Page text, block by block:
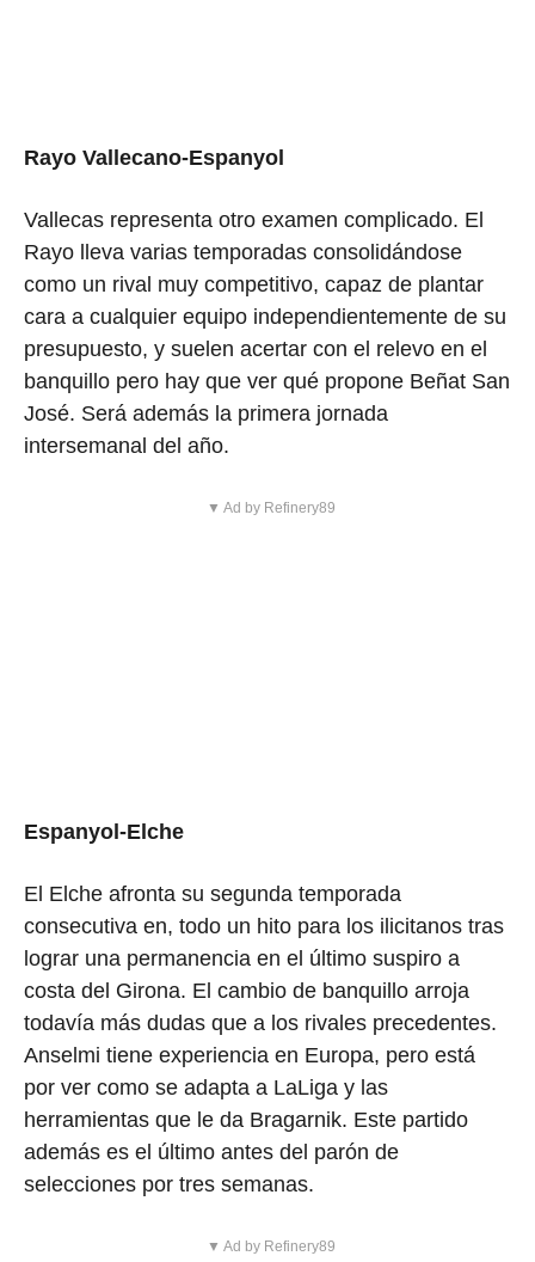
Rayo Vallecano-Espanyol
Vallecas representa otro examen complicado. El
Rayo lleva varias temporadas consolidándose
como un rival muy competitivo, capaz de plantar
cara a cualquier equipo independientemente de su
presupuesto, y suelen acertar con el relevo en el
banquillo pero hay que ver qué propone Beñat San
José. Será además la primera jornada
intersemanal del año.
▼ Ad by Refinery89
Espanyol-Elche
El Elche afronta su segunda temporada
consecutiva en, todo un hito para los ilicitanos tras
lograr una permanencia en el último suspiro a
costa del Girona. El cambio de banquillo arroja
todavía más dudas que a los rivales precedentes.
Anselmi tiene experiencia en Europa, pero está
por ver como se adapta a LaLiga y las
herramientas que le da Bragarnik. Este partido
además es el último antes del parón de
selecciones por tres semanas.
▼ Ad by Refinery89